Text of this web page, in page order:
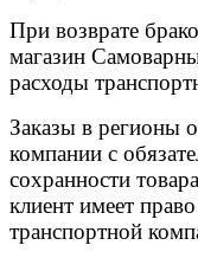
При возврате
магазин
расходы
Заказы в регионы
компании с
сохранности
клиент имеет
транспортной